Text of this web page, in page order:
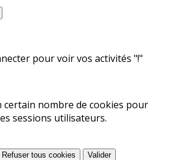
pour voir vos activités "!"
certain nombre de cookies pour
sessions utilisateurs.
Refuser tous cookies Valider